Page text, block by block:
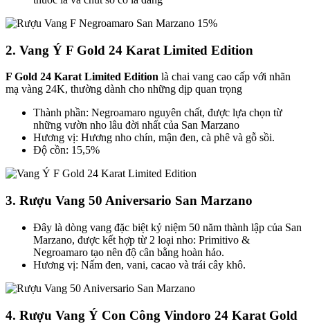
2. Vang Ý F Gold 24 Karat Limited Edition
F Gold 24 Karat Limited Edition là chai vang cao cấp với nhãn
mạ vàng 24K, thường dành cho những dịp quan trọng
Thành phần: Negroamaro nguyên chất, được lựa chọn từ
những vườn nho lâu đời nhất của San Marzano
Hương vị: Hương nho chín, mận đen, cà phê và gỗ sồi.
Độ cồn: 15,5%
3. Rượu Vang 50 Aniversario San Marzano
Đây là dòng vang đặc biệt kỷ niệm 50 năm thành lập của San
Marzano, được kết hợp từ 2 loại nho: Primitivo &
Negroamaro tạo nên độ cân bằng hoàn hảo.
Hương vị: Nấm đen, vani, cacao và trái cây khô.
4. Rượu Vang Ý Con Công Vindoro 24 Karat Gold